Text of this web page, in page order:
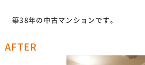
築38年の中古マンションです。
AFTER